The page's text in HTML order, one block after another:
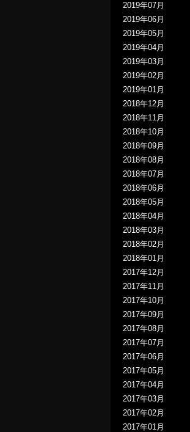
2019年07月
2019年06月
2019年05月
2019年04月
2019年03月
2019年02月
2019年01月
2018年12月
2018年11月
2018年10月
2018年09月
2018年08月
2018年07月
2018年06月
2018年05月
2018年04月
2018年03月
2018年02月
2018年01月
2017年12月
2017年11月
2017年10月
2017年09月
2017年08月
2017年07月
2017年06月
2017年05月
2017年04月
2017年03月
2017年02月
2017年01月